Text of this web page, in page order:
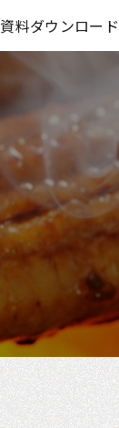
資料ダウンロード